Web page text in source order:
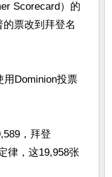
Scorecard）的
票改到拜登名
用Dominion投票
，拜登
律，这19,958张